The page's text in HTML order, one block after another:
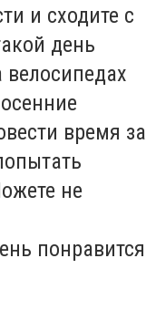
и сходите с
день
велосипедах
время за
не
понравится